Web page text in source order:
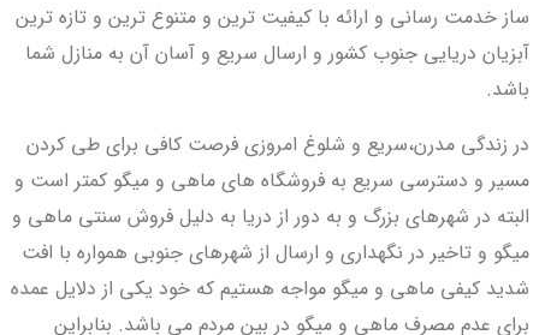
ساز خدمت رسانی و ارائه با کیفیت ترین و متنوع ترین و تازه ترین
آبزیان دریایی جنوب کشور و ارسال سریع و آسان آن به منازل شما
باشد.
در زندگی مدرن،سریع و شلوغ امروزی فرصت کافی برای طی کردن
مسیر و دسترسی سریع به فروشگاه های ماهی و میگو کمتر است و
البته در شهرهای بزرگ و به دور از دریا به دلیل فروش سنتی ماهی و
میگو و تاخیر در نگهداری و ارسال از شهرهای جنوبی همواره با افت
شدید کیفی ماهی و میگو مواجه هستیم که خود یکی از دلایل عمده
برای عدم مصرف ماهی و میگو در بین مردم می باشد. بنابراین